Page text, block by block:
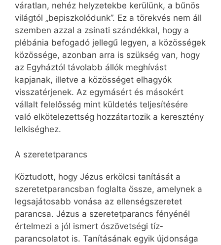
váratlan, nehéz helyzetekbe kerülünk, a bűnös
világtól „bepiszkolódunk”. Ez a törekvés nem áll
szemben azzal a zsinati szándékkal, hogy a
plébánia befogadó jellegű legyen, a közösségek
közössége, azonban arra is szükség van, hogy
az Egyháztól távolabb állók meghívást
kapjanak, illetve a közösséget elhagyók
visszatérjenek. Az egymásért és másokért
vállalt felelősség mint küldetés teljesítésére
való elkötelezettség hozzátartozik a keresztény
lelkiséghez.
A szeretetparancs
Köztudott, hogy Jézus erkölcsi tanítását a
szeretet­parancsban foglalta össze, amelynek a
legsajátosabb vonása az ellenségszeretet
parancsa. Jézus a szeretet­parancs fényénél
értelmezi a jól ismert ószövetségi tíz­
parancsolatot is. Tanításának egyik újdonsága